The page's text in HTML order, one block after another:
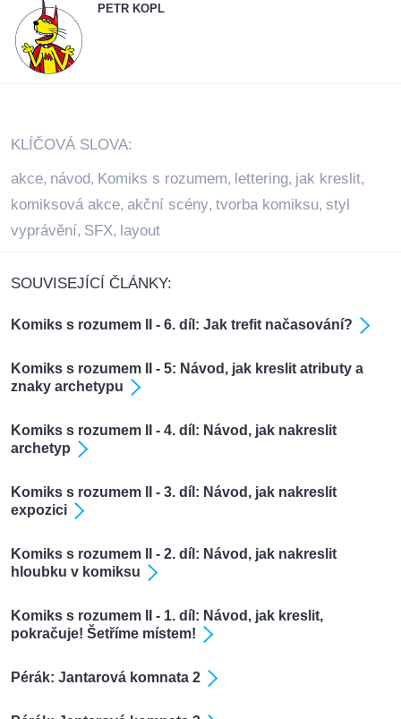
PETR KOPL
KLÍČOVÁ SLOVA:
akce, návod, Komiks s rozumem, lettering, jak kreslit,
komiksová akce, akční scény, tvorba komiksu, styl
vyprávění, SFX, layout
SOUVISEJÍCÍ ČLÁNKY:
Komiks s rozumem II - 6. díl: Jak trefit načasování?
Komiks s rozumem II - 5: Návod, jak kreslit atributy a
znaky archetypu
Komiks s rozumem II - 4. díl: Návod, jak nakreslit
archetyp
Komiks s rozumem II - 3. díl: Návod, jak nakreslit
expozici
Komiks s rozumem II - 2. díl: Návod, jak nakreslit
hloubku v komiksu
Komiks s rozumem II - 1. díl: Návod, jak kreslit,
pokračuje! Šetříme místem!
Pérák: Jantarová komnata 2